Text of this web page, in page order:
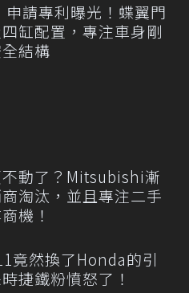
申請專利曝光！蝶翼門
缸配置，專注車身剛
結構
動了？Mitsubishi漸
淘汰，並且專注二手
機！
竟然換了Honda的引
捷鐵粉憤怒了！